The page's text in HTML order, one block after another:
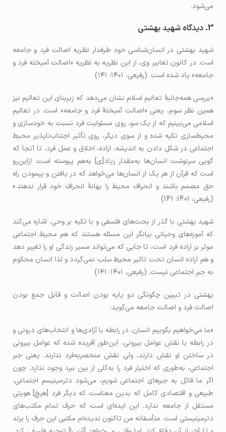
می­‌شود.
3. دیدگاه شهید بهشتی
شهید بهشتی در انسان‌شناسی خود طرفدار نظریه اصالت فرد و جامعه
است. در کانون تعابیر وی، از این نظریه به نظریه «اصالت آمیخته فرد و
جامعه» یاد شده است. (رفیعی، ۱۴۰۱: ۱۴۱)
«بررسی همه‌جانبۀ تعالیم اسلام نشان می‌دهد که زیربنای این تعالیم نیز
همین نظر سوم، یعنی «اصالت آمیختۀ فرد و جامعه» است. در تعالیم
اسلامی می‌بینیم که از یک سو، روی مسئولیت فرد نسبت ‌به خودسازی و
محیط‌سازی تکیه شده و از سوی دیگر، روی تأثیر اجتناب‌ناپذیر محیط
اجتماعی در شکل دادن به اندیشه، اراده، اخلاق و عمل فرد، تا آنجا که
گویی سرنوشت انسان‌ها به‌مقدار زیاد[ی] به‌هم پیوسته‌ است. ازاین‌رو
است که قرآن از هر یک از انسان‌ها می‌خواهد که در یافتن و پیمودن راه
حق مصمم باشند و انحراف محیط را بهانۀ انحراف خود قرار ندهند.»
(رفیعی، 1401: 141)
شهید بهشتی با گذر از بحث‌های فلسفی و با تکیه بر وحی، اشاره می‌کند
که آموزه‌های وحیانی بیانگر این مسئله هستند که هم محیط اجتماعی
موثر بر اراده فرد است، تا جایی‌ که می‌تواند مسیر زندگی او را تغییر دهد
و هم اراده انسان تحت تاثیر محیط سلب نمی‌گردد و لذا انسان محکوم
به جبر اجتماعی نیست. (رفیعی، ۱۴۰۱: ۱۴۱)
بهشتی در تبیین چگونگی دو پایه بودن اصالت و قابل جمع بودن
اصالت فرد و اصالت جامعه می‌گوید:
«ما می‌خواهیم بگوییم انسان، در رابطه با آزادی‌ها و انتخاب‌های درونی و
در رابطه با نقش عوامل بیرونی، این‌طور آفریده شده که عوامل بیرونی
در ساختن او نقش دارند، ولی نقش منحصربه‌فرد ندارند. یعنی جبر
اجتماعی، به‌طوری که اختیار فرد را به‌کلی از بین ببرد وجود ندارد. چون
اگر ما قائل به جبرهای اجتماعی شویم، می‌شود دترمینیسم اجتماعی،
طبیعی و اقتصادی کامل که بدین معناست که دیگر فرد [هیچ] هویتی
مستقل از جامعه ندارد. این ایده‌ای است که حرف تمام مکتب‌های
دترمینیستی است. متأسفانه من تاکنون ندیده‌ام مکتبی این حرف را بزند